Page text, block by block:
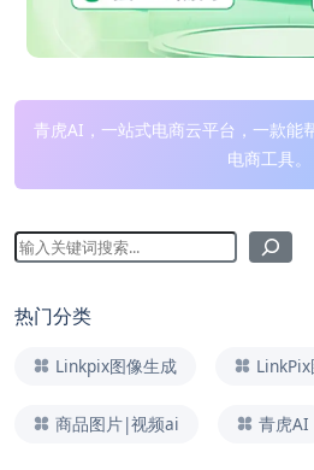
青虎AI，一站式电商云平台，一款能
电商工具。
热门分类
Linkpix图像生成
商品图片|视频ai 青虎AI